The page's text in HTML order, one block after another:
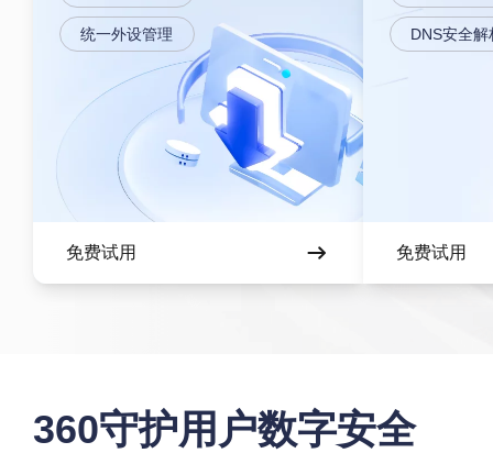
统一外设管理
免费试用
DNS安全解
免费试用
360守护用户数字安全